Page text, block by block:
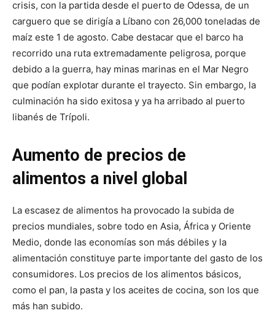
crisis, con la partida desde el puerto de Odessa, de un
carguero que se dirigía a Líbano con 26,000 toneladas de
maíz este 1 de agosto. Cabe destacar que el barco ha
recorrido una ruta extremadamente peligrosa, porque
debido a la guerra, hay minas marinas en el Mar Negro
que podían explotar durante el trayecto. Sin embargo, la
culminación ha sido exitosa y ya ha arribado al puerto
libanés de Trípoli.
Aumento de precios de
alimentos a nivel global
La escasez de alimentos ha provocado la subida de
precios mundiales, sobre todo en Asia, África y Oriente
Medio, donde las economías son más débiles y la
alimentación constituye parte importante del gasto de los
consumidores. Los precios de los alimentos básicos,
como el pan, la pasta y los aceites de cocina, son los que
más han subido.